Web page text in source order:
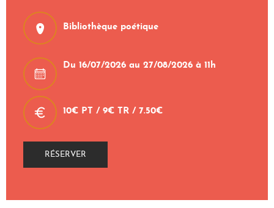
Bibliothèque poétique
Du 16/07/2026 au 27/08/2026 à 11h
10€ PT / 9€ TR / 7.50€
RÉSERVER